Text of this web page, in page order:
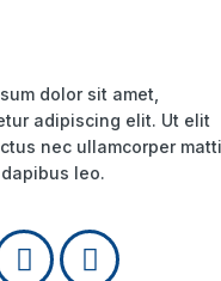
dolor sit amet,
adipiscing elit. Ut elit
nec ullamcorper
leo.